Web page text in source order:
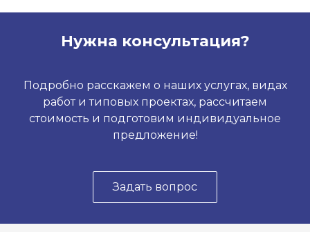
Нужна консультация?
Подробно расскажем о наших услугах, видах
работ и типовых проектах, рассчитаем
стоимость и подготовим индивидуальное
предложение!
Задать вопрос